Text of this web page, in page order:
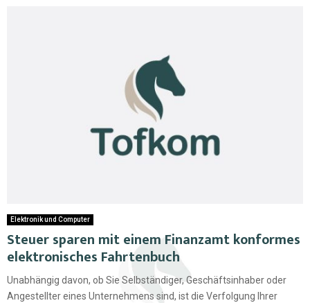
Elektronik und Computer
Steuer sparen mit einem Finanzamt konformes
elektronisches Fahrtenbuch
Unabhängig davon, ob Sie Selbständiger, Geschäftsinhaber oder
Angestellter eines Unternehmens sind, ist die Verfolgung Ihrer